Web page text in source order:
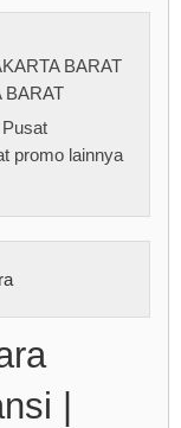
BARAT
BARAT
promo lainnya
|